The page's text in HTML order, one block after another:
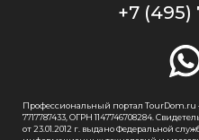
+7 (495)
Профессиональный портал
7717787433, ОГРН 1147746708284.
от 23.01.2012 г. выдано Федеральной